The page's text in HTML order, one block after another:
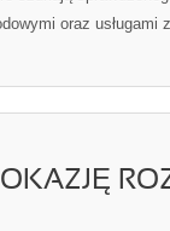
oraz usługami